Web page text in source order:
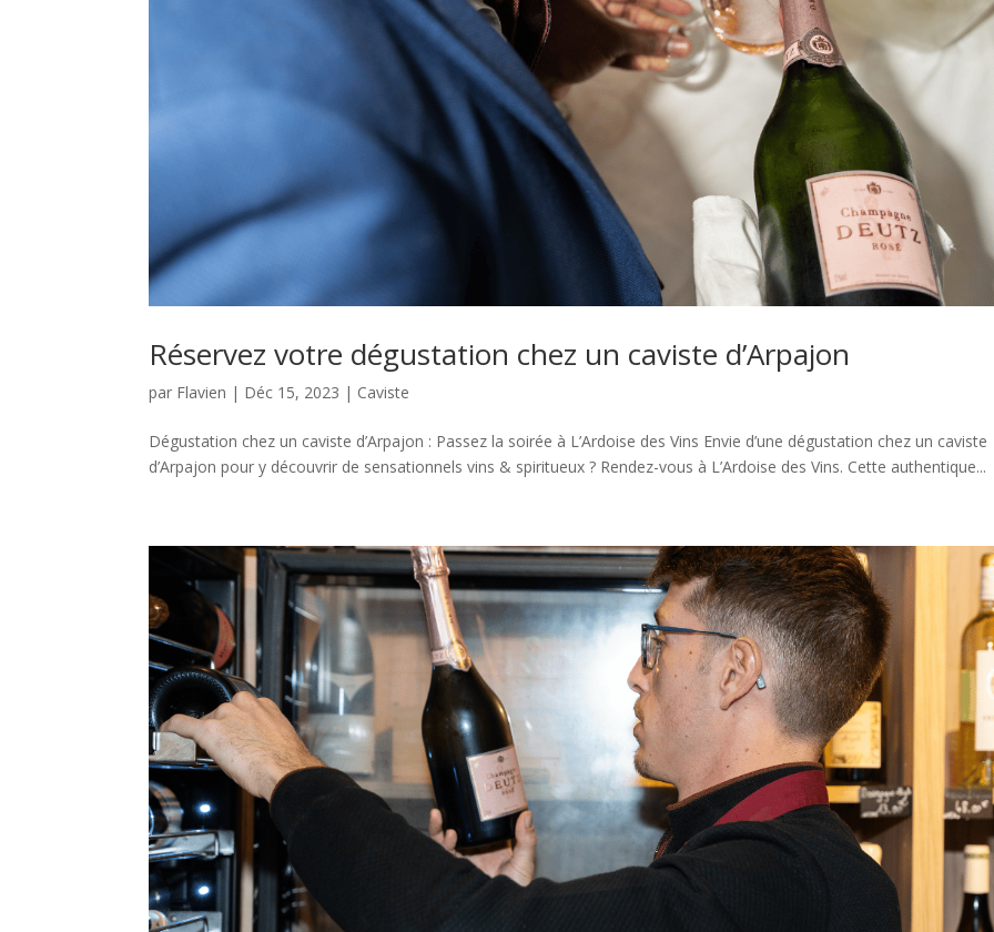
Réservez votre dégustation chez un caviste d’Arpajon
par Flavien | Déc 15, 2023 | Caviste
Dégustation chez un caviste d’Arpajon : Passez la soirée à L’Ardoise des Vins Envie d’une dégustation chez un caviste
d’Arpajon pour y découvrir de sensationnels vins & spiritueux ? Rendez-vous à L’Ardoise des Vins. Cette authentique...